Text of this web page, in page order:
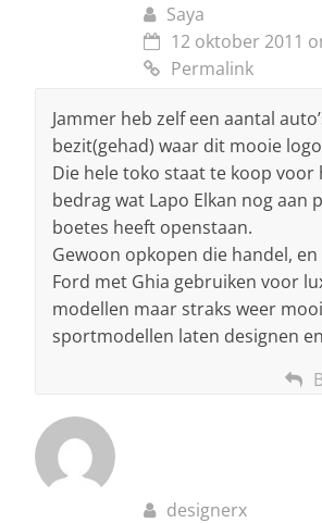
Saya
12 oktober 2011
Permalink
Jammer heb zelf een aantal
bezit(gehad) waar dit mooie
Die hele toko staat te koop voor
bedrag wat Lapo Elkan nog aan
boetes heeft openstaan.
Gewoon opkopen die handel,
Ford met Ghia gebruiken voor
modellen maar straks weer
sportmodellen laten designen
designerx